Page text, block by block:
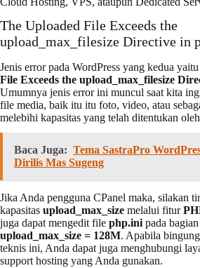
The Uploaded File Exceeds the
upload_max_filesize Directive in
Jenis error pada WordPress yang kedua yaitu
File Exceeds the upload_max_filesize
Umumnya jenis error ini muncul saat kita
file media, baik itu itu foto, video, atau
melebihi kapasitas yang telah ditentukan oleh
Baca Juga: Tema SastraPro
Dirilis Mas Sugeng
Jika Anda pengguna CPanel maka, silakan
kapasitas upload_max_size melalui fitur
juga dapat mengedit file php.ini pada bagian
upload_max_size = 128M. Apabila
teknis ini, Anda dapat juga menghubungi
support hosting yang Anda gunakan.